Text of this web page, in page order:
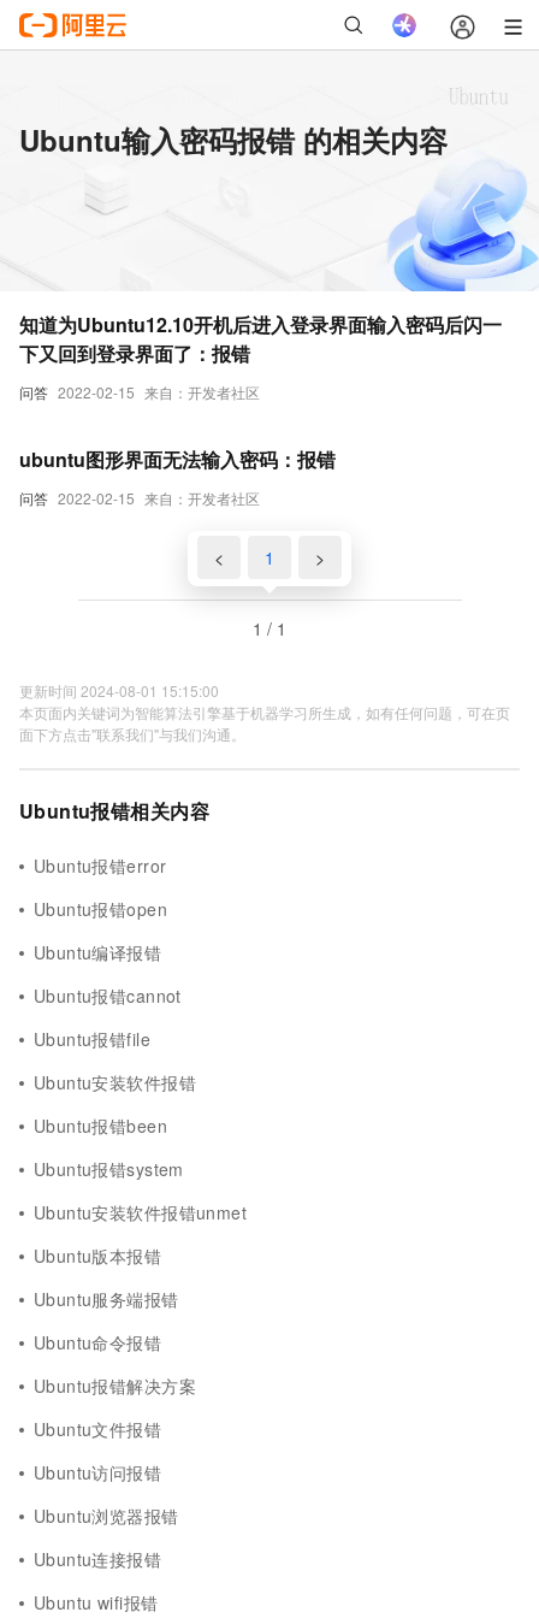
Ubuntu输入密码报错 的相关内容
问答 2022-02-15 来自：开发者社区
知道为Ubuntu12.10开机后进入登录界面输入密码后闪一
下又回到登录界面了：报错
问答 2022-02-15 来自：开发者社区
ubuntu图形界面无法输入密码：报错
< 1 >
1 / 1
更新时间 2024-08-01 15:15:00
本页面内关键词为智能算法引擎基于机器学习所生成，如有任何问题，可在页
面下方点击"联系我们"与我们沟通。
Ubuntu报错相关内容
Ubuntu报错error
Ubuntu报错open
Ubuntu编译报错
Ubuntu报错cannot
Ubuntu报错file
Ubuntu安装软件报错
Ubuntu报错been
Ubuntu报错system
Ubuntu安装软件报错unmet
Ubuntu版本报错
Ubuntu服务端报错
Ubuntu命令报错
Ubuntu报错解决方案
Ubuntu文件报错
Ubuntu访问报错
Ubuntu浏览器报错
Ubuntu连接报错
Ubuntu wifi报错